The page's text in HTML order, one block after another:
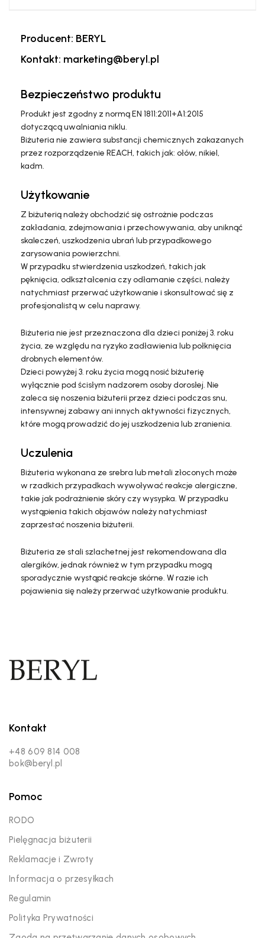
Producent: BERYL
Kontakt: marketing@beryl.pl
Bezpieczeństwo produktu
Produkt jest zgodny z normą EN 1811:2011+A1:2015
dotyczącą uwalniania niklu.
Biżuteria nie zawiera substancji chemicznych zakazanych
przez rozporządzenie REACH, takich jak: ołów, nikiel,
kadm.
Użytkowanie
Z biżuterią należy obchodzić się ostrożnie podczas
zakładania, zdejmowania i przechowywania, aby uniknąć
skaleczeń, uszkodzenia ubrań lub przypadkowego
zarysowania powierzchni.
W przypadku stwierdzenia uszkodzeń, takich jak
pęknięcia, odkształcenia czy odłamanie części, należy
natychmiast przerwać użytkowanie i skonsultować się z
profesjonalistą w celu naprawy.
Biżuteria nie jest przeznaczona dla dzieci poniżej 3. roku
życia, ze względu na ryzyko zadławienia lub połknięcia
drobnych elementów.
Dzieci powyżej 3. roku życia mogą nosić biżuterię
wyłącznie pod ścisłym nadzorem osoby dorosłej. Nie
zaleca się noszenia biżuterii przez dzieci podczas snu,
intensywnej zabawy ani innych aktywności fizycznych,
które mogą prowadzić do jej uszkodzenia lub zranienia.
Uczulenia
Biżuteria wykonana ze srebra lub metali złoconych może
w rzadkich przypadkach wywoływać reakcje alergiczne,
takie jak podrażnienie skóry czy wysypka. W przypadku
wystąpienia takich objawów należy natychmiast
zaprzestać noszenia biżuterii.
Biżuteria ze stali szlachetnej jest rekomendowana dla
alergików, jednak również w tym przypadku mogą
sporadycznie wystąpić reakcje skórne. W razie ich
pojawienia się należy przerwać użytkowanie produktu.
Kontakt
+48 609 814 008
bok@beryl.pl
Pomoc
RODO
Pielęgnacja biżuterii
Reklamacje i Zwroty
Informacja o przesyłkach
Regulamin
Polityka Prywatności